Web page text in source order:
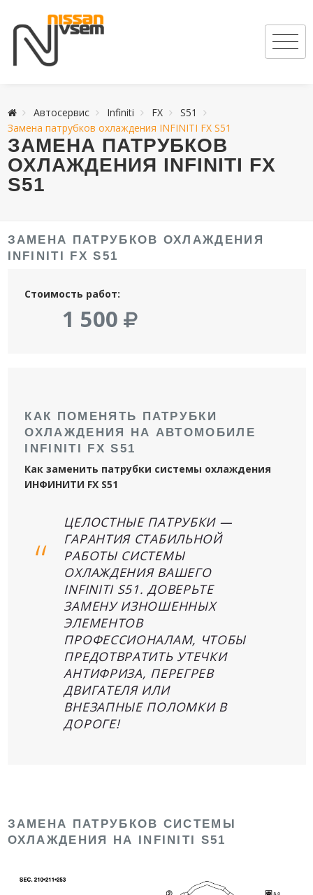
Автосервис Infiniti FX
S51
Замена патрубков охлаждения INFINITI FX S51
ЗАМЕНА ПАТРУБКОВ
ОХЛАЖДЕНИЯ INFINITI FX
S51
ЗАМЕНА ПАТРУБКОВ ОХЛАЖДЕНИЯ
INFINITI FX S51
Стоимость работ:
1 500
КАК ПОМЕНЯТЬ ПАТРУБКИ
ОХЛАЖДЕНИЯ НА АВТОМОБИЛЕ
INFINITI FX S51
Как заменить патрубки системы охлаждения
ИНФИНИТИ FX S51
ЦЕЛОСТНЫЕ ПАТРУБКИ —
ГАРАНТИЯ СТАБИЛЬНОЙ
РАБОТЫ СИСТЕМЫ
ОХЛАЖДЕНИЯ ВАШЕГО
INFINITI S51. ДОВЕРЬТЕ
ЗАМЕНУ ИЗНОШЕННЫХ
ЭЛЕМЕНТОВ
ПРОФЕССИОНАЛАМ, ЧТОБЫ
ПРЕДОТВРАТИТЬ УТЕЧКИ
АНТИФРИЗА, ПЕРЕГРЕВ
ДВИГАТЕЛЯ ИЛИ
ВНЕЗАПНЫЕ ПОЛОМКИ В
ДОРОГЕ!
ЗАМЕНА ПАТРУБКОВ СИСТЕМЫ
ОХЛАЖДЕНИЯ НА INFINITI S51